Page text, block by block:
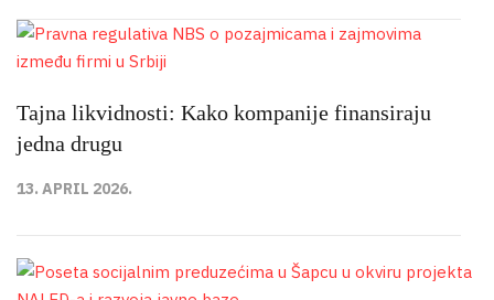
Tajna likvidnosti: Kako kompanije finansiraju
jedna drugu
13. APRIL 2026.